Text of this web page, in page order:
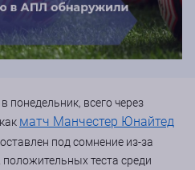
всего через
матч Манчестер Юнайтед
под сомнение из-за
теста среди